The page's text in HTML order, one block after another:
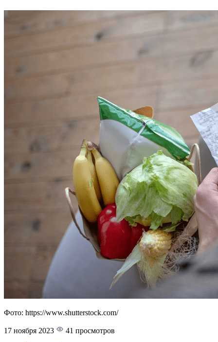
Фото: https://www.shutterstock.com/
17 ноября 2023
41 просмотров